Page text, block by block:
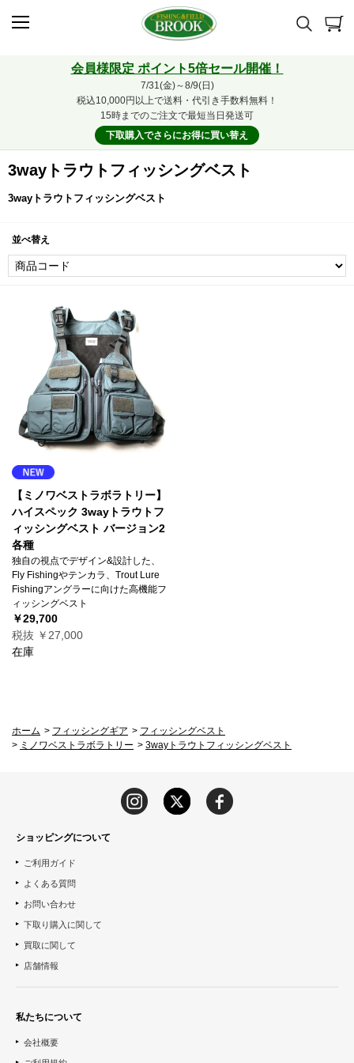
会員様限定 ポイント5倍セール開催！
7/31(金)～8/9(日)
税込10,000円以上で送料・代引き手数料無料！
15時までのご注文で最短当日発送可
下取購入でさらにお得に買い替え
3wayトラウトフィッシングベスト
3wayトラウトフィッシングベスト
並べ替え
【ミノワベストラボラトリー】
ハイスペック 3wayトラウトフ
ィッシングベスト バージョン2
各種
独自の視点でデザイン&設計した、
Fly Fishingやテンカラ、Trout Lure
Fishingアングラーに向けた高機能フ
ィッシングベスト
￥29,700
税抜 ￥27,000
在庫
ホーム > フィッシングギア > フィッシングベスト
> ミノワベストラボラトリー > 3wayトラウトフィッシングベスト
ショッピングについて
ご利用ガイド
よくある質問
お問い合わせ
下取り購入に関して
買取に関して
店舗情報
私たちについて
会社概要